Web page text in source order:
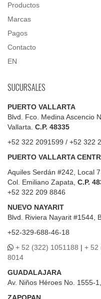
Productos
Marcas
Pagos
Contacto
EN
SUCURSALES
PUERTO VALLARTA
Blvd. Fco. Medina Ascencio
Vallarta. C.P. 48335
+52 322 2091599 / +52 322
PUERTO VALLARTA
Aquiles Serdán #242, Local
Col. Emiliano Zapata, C.P.
+52 322 209 8846
NUEVO NAYARIT
Blvd.
Riviera Nayarit #1544,
+52-329-688-46-18
+ 52 (322) 1051188 | + 52
8014
GUADALAJARA
Av. Niños Héroes No. 1555-
ZAPOPAN